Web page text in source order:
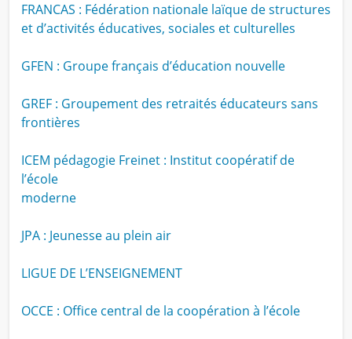
FRANCAS : Fédération nationale laïque de structures
et d’activités éducatives, sociales et culturelles
GFEN : Groupe français d’éducation nouvelle
GREF : Groupement des retraités éducateurs sans
frontières
ICEM pédagogie Freinet : Institut coopératif de
l’école
moderne
JPA : Jeunesse au plein air
LIGUE DE L’ENSEIGNEMENT
OCCE : Office central de la coopération à l’école